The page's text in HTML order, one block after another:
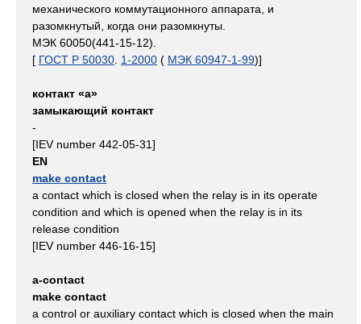
механического коммутационного аппарата, и
разомкнутый, когда они разомкнуты.
МЭК 60050(441-15-12).
[ ГОСТ Р 50030 1-2000 ( МЭК 60947-1-99)]
контакт «а»
замыкающий контакт
-
[IEV number 442-05-31]
EN
make contact
a contact which is closed when the relay is in its operate
condition and which is opened when the relay is in its
release condition
[IEV number 446-16-15]
a-contact
make contact
a control or auxiliary contact which is closed when the main